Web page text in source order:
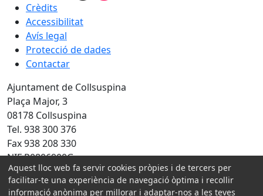
Crèdits
Accessibilitat
Avís legal
Protecció de dades
Contactar
Ajuntament de Collsuspina
Plaça Major, 3
08178 Collsuspina
Tel. 938 300 376
Fax 938 208 330
NIF P0806900G
Amb la col·laboració de:
Aquest lloc web fa servir cookies pròpies i de tercers per
facilitar-te una experiència de navegació òptima i recollir
informació anònima per millorar i adaptar-nos a les teves